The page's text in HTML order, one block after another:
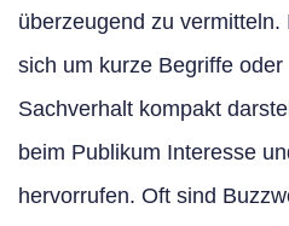
überzeugend zu
sich um kurze Begriffe
Sachverhalt kompakt
beim Publikum Interesse
hervorrufen. Oft sind